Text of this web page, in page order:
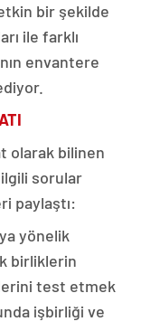
bir şekilde
ile farklı
envantere
olarak bilinen
sorular
paylaştı:
yönelik
birliklerin
test etmek
işbirliği ve